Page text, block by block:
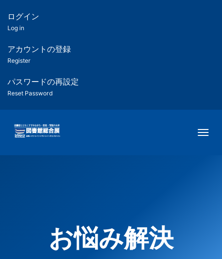
ツ
匿
名
ユ
ー
ー
用
メ
ログイン
Log in
アカウントの登録
Register
パスワードの再設定
Reset Password
お悩み解決